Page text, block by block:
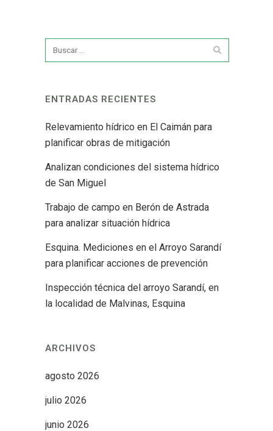
ENTRADAS RECIENTES
Relevamiento hídrico en El Caimán para
planificar obras de mitigación
Analizan condiciones del sistema hídrico
de San Miguel
Trabajo de campo en Berón de Astrada
para analizar situación hídrica
Esquina. Mediciones en el Arroyo Sarandí
para planificar acciones de prevención
Inspección técnica del arroyo Sarandí, en
la localidad de Malvinas, Esquina
ARCHIVOS
agosto 2026
julio 2026
junio 2026